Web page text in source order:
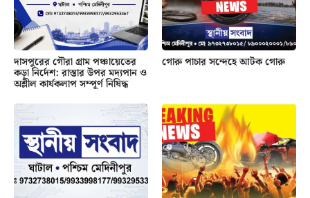
দাসপুরের গৌরা গ্রাম পঞ্চায়েতের
কড়া নির্দেশ: রাস্তার উপর মদ্যপান ও
অশ্লীল কার্যকলাপ সম্পূর্ণ নিষিদ্ধ
গোরু পাচার সন্দেহে আটক গোরু